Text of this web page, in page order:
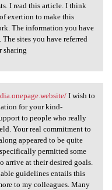
I read this article. I think
exertion to make this
The information you have
sites you have referred
sharing
I wish to
for your kind-
to people who really
Your real commitment to
appeared to be quite
permitted some
arrive at their desired goals.
guidelines entails this
to my colleagues. Many